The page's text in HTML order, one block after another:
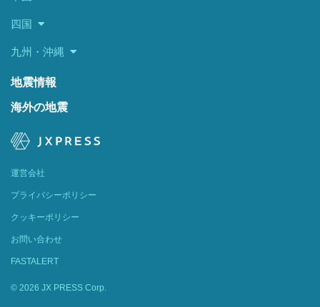
四国
九州・沖縄
地震情報
海外の地震
運営会社
プライバシーポリシー
クッキーポリシー
お問い合わせ
FASTALERT
© 2026 JX PRESS Corp.